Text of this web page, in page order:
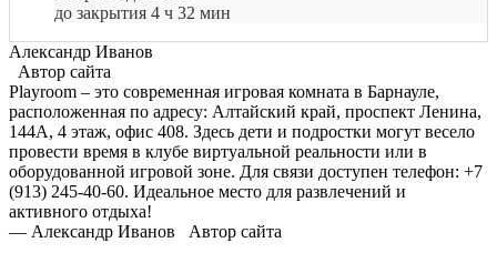
до закрытия 4 ч 32 мин
Александр Иванов
Автор сайта
Playroom – это современная игровая комната в Барнауле,
расположенная по адресу: Алтайский край, проспект Ленина,
144А, 4 этаж, офис 408. Здесь дети и подростки могут весело
провести время в клубе виртуальной реальности или в
оборудованной игровой зоне. Для связи доступен телефон: +7
(913) 245-40-60. Идеальное место для развлечений и
активного отдыха!
— Александр Иванов Автор сайта